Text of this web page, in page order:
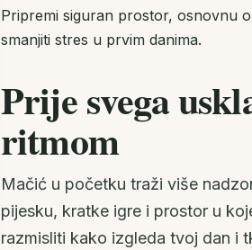
Pripremi siguran prostor, osnovnu
smanjiti stres u prvim danima.
Prije svega
ritmom
Mačić u početku traži više
pijesku, kratke igre i prostor u
razmisliti kako izgleda tvoj dan i